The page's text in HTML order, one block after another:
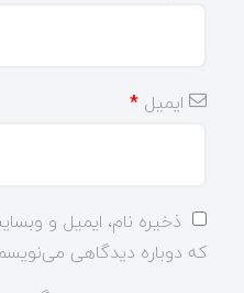
ایمیل *
ذخیره نام، ایمیل و
که دوباره دیدگاهی